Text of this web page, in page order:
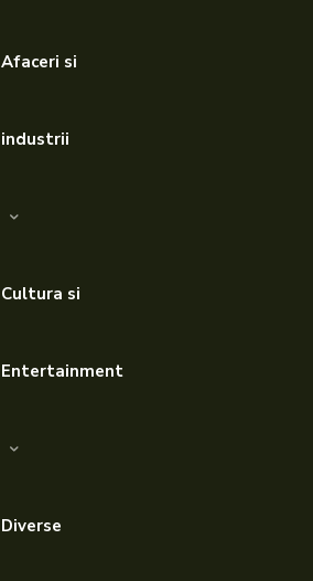
Afaceri si
industrii
Cultura si
Entertainment
Diverse